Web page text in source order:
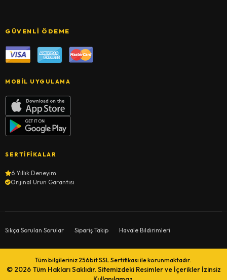
GÜVENLI ÖDEME
MOBIL UYGULAMA
SERTIFIKALAR
6 Yıllık Deneyim
Orijinal Ürün Garantisi
Sıkça Sorulan Sorular Sipariş Takip Havale Bildirimleri
Tüm bilgileriniz 256bit SSL Sertifikası ile korunmaktadır.
© 2026 Tüm Hakları Saklıdır. Sitemizdeki Resimler ve İçerikler İzinsiz